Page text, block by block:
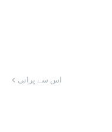
اس سے پرانی